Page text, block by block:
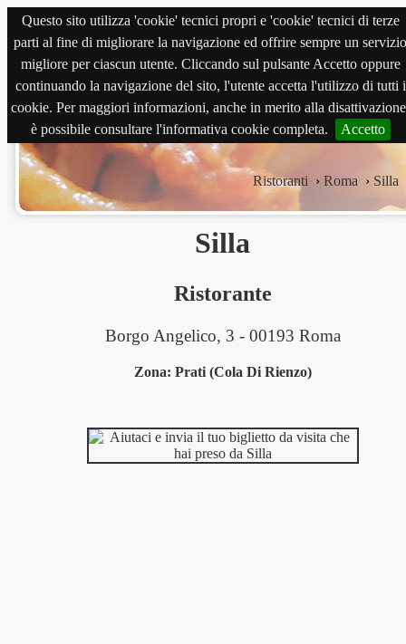
Questo sito utilizza 'cookie' tecnici propri e 'cookie' tecnici di terze
parti al fine di migliorare la navigazione ed offrire sempre un servizio
migliore per ciascun utente. Cliccando sul pulsante Accetto oppure
continuando la navigazione del sito, l'utente accetta l'utilizzo di tutti i
cookie. Per maggiori informazioni, anche in merito alla
è possibile consultare l'informativa cookie completa.
Accetto
magnabene.com
Ristoranti › Roma › Silla
Silla
Ristorante
Borgo Angelico, 3 - 00193 Roma
Zona: Prati (Cola Di Rienzo)